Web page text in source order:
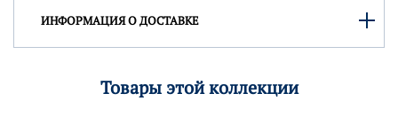
ИНФОРМАЦИЯ О ДОСТАВКЕ
Товары этой коллекции